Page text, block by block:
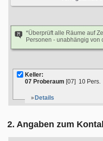
*Überprüft alle Räume auf
Personen - unabhängig von
Keller:
07 Proberaum [07] 10 Pers.
Details
2. Angaben zum